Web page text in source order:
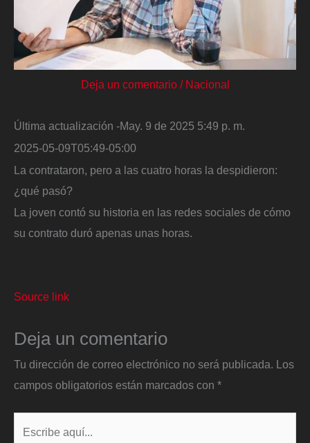
Deja un comentario / Nacional
Última actualización -May. 9 de 2025 5:49 p. m.
2025-05-09T05:49-05:00
La contrataron, pero a las cuatro horas la despidieron:
¿qué pasó?
La joven contó su historia en las redes sociales de cómo
su contrato duró apenas unas horas.
Source link
Deja un comentario
Tu dirección de correo electrónico no será publicada.
Los
campos obligatorios están marcados con *